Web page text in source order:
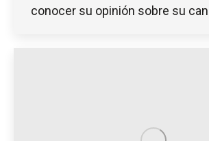
conocer su opinión sobre su